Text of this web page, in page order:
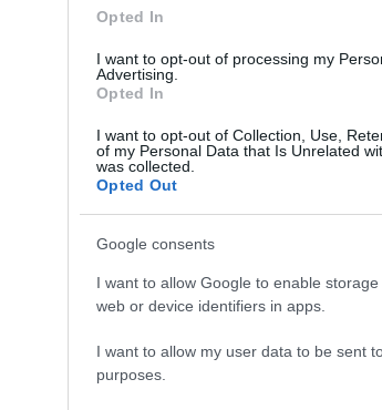
Opted In
I want to opt-out of processing my
Advertising.
Opted In
I want to opt-out of Collection, Use,
of my Personal Data that Is Unrelated
was collected.
Opted Out
Google consents
I want to allow Google to enable
web or device identifiers in apps.
I want to allow my user data to be sent
purposes.
#najgori